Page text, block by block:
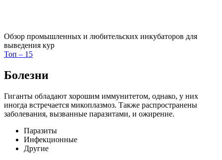
Обзор промышленных и любительских инкубаторов для
выведения кур
Топ – 15
Болезни
Гиганты обладают хорошим иммунитетом, однако, у них
иногда встречается микоплазмоз. Также распространены
заболевания, вызванные паразитами, и ожирение.
Паразиты
Инфекционные
Другие